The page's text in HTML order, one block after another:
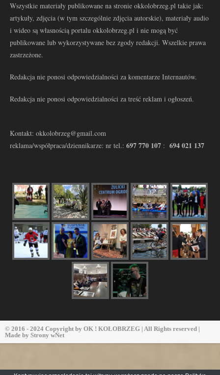
Wszystkie materiały publikowane na stronie okkolobrzeg.pl takie jak:
artykuły, zdjęcia (w tym szczególnie zdjęcia autorskie), materiały audio
i wideo są własnością portalu okkolobrzeg.pl i nie mogą być
publikowane lub wykorzystywane bez zgody redakcji. Wszelkie prawa
zastrzeżone.
Redakcja nie ponosi odpowiedzialności za komentarze Internautów.
Redakcja nie ponosi odpowiedzialności za treść reklam i ogłoszeń.
Kontakt: okkolobrzeg@gmail.com
reklama/współpraca/dziennikarze: nr tel.: 697 770 107 : 694 021 137
© 2016 - 2024 Copyright by OK ! KOŁOBRZEG | All Rights reserved |
Made by Strony wNet